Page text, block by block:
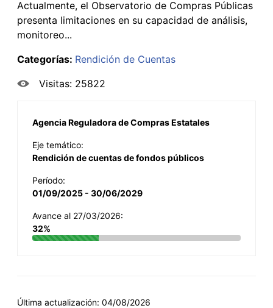
Actualmente, el Observatorio de Compras Públicas
presenta limitaciones en su capacidad de análisis,
monitoreo...
Categorías: Rendición de Cuentas
Visitas: 25822
Agencia Reguladora de Compras Estatales
Eje temático:
Rendición de cuentas de fondos públicos
Período:
01/09/2025 - 30/06/2029
Avance al 27/03/2026:
32%
Última actualización: 04/08/2026